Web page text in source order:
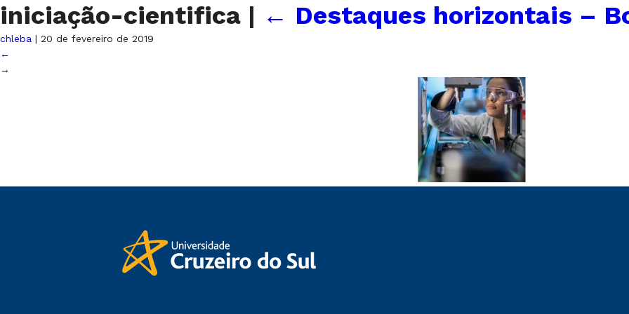
iniciação-cientifica | ← Destaques horizontais –
chleba | 20 de fevereiro de 2019
←
→